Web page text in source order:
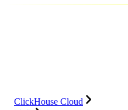
ClickHouse Cloud